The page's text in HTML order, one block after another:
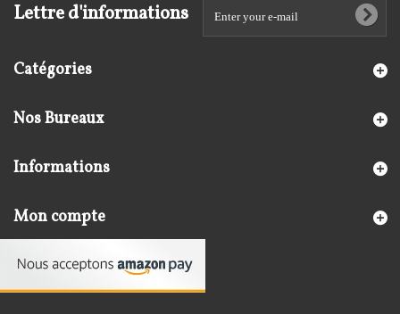
Lettre d'informations
Catégories
Nos Bureaux
Informations
Mon compte